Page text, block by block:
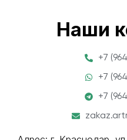
Наши
+7
+7
+7